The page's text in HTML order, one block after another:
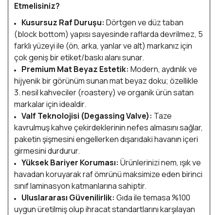
Etmelisiniz?
Kusursuz Raf Duruşu: Dörtgen ve düz taban
(block bottom) yapısı sayesinde raflarda devrilmez, 5
farklı yüzeyi ile (ön, arka, yanlar ve alt) markanız için
çok geniş bir etiket/baskı alanı sunar.
Premium Mat Beyaz Estetik: Modern, aydınlık ve
hijyenik bir görünüm sunan mat beyaz doku; özellikle
3. nesil kahveciler (roastery) ve organik ürün satan
markalar için idealdir.
Valf Teknolojisi (Degassing Valve): Taze
kavrulmuş kahve çekirdeklerinin nefes almasını sağlar,
paketin şişmesini engellerken dışarıdaki havanın içeri
girmesini durdurur.
Yüksek Bariyer Koruması: Ürünlerinizi nem, ışık ve
havadan koruyarak raf ömrünü maksimize eden birinci
sınıf laminasyon katmanlarına sahiptir.
Uluslararası Güvenilirlik: Gıda ile temasa %100
uygun üretilmiş olup ihracat standartlarını karşılayan